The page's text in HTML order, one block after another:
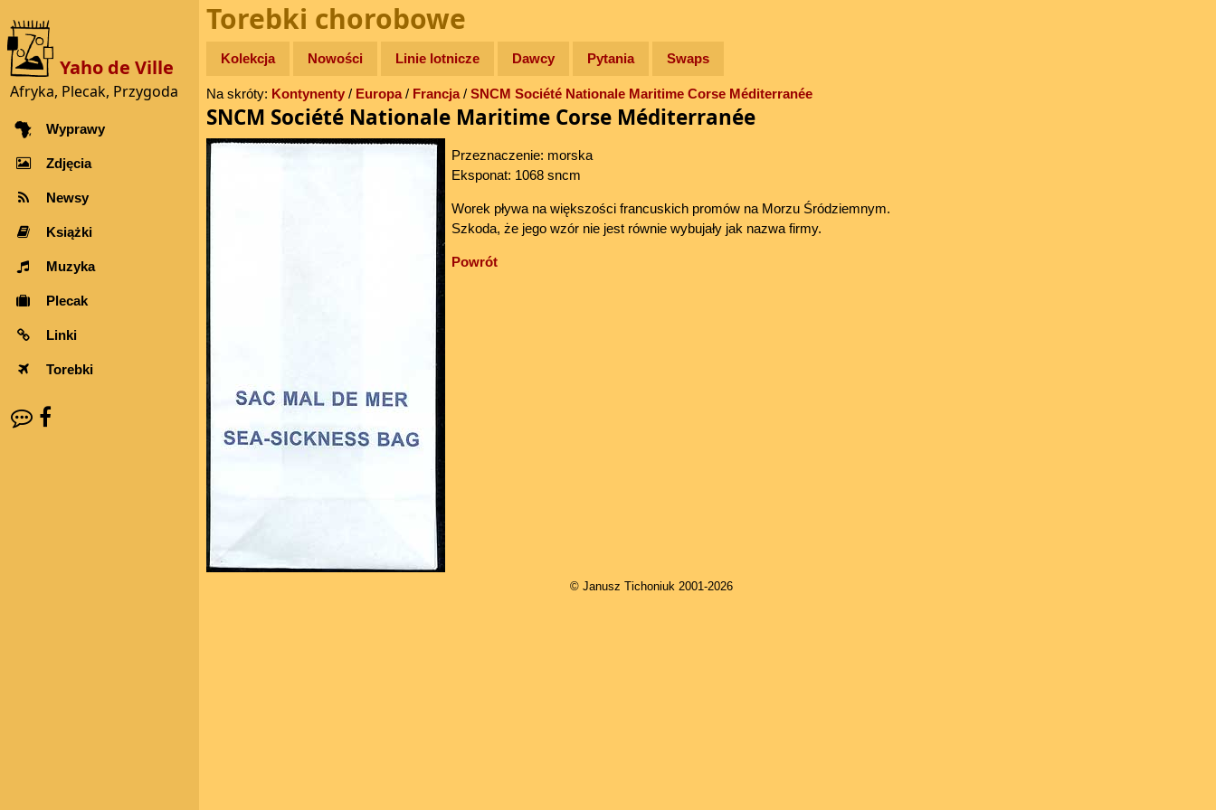
Yaho de Ville
Afryka, Plecak, Przygoda
Wyprawy
Zdjęcia
Newsy
Książki
Muzyka
Plecak
Linki
Torebki
Torebki chorobowe
Kolekcja Nowości Linie lotnicze Dawcy Pytania Swaps
Na skróty: Kontynenty/ Europa/ Francja/ SNCM Société Nationale Maritime Corse Méditerranée
SNCM Société Nationale Maritime Corse Méditerranée
Przeznaczenie: morska
Eksponat: 1068 sncm
Worek pływa na większości francuskich promów na Morzu Śródziemnym.
Szkoda, że jego wzór nie jest równie wybujały jak nazwa firmy.
Powrót
© Janusz Tichoniuk 2001-2026